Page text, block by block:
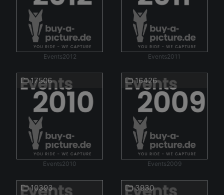
Events2012 Events2011
17506
Events2010
16426
Events2009
10393 3930